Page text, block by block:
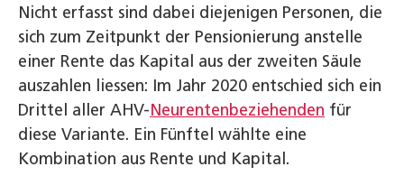
Nicht erfasst sind dabei diejenigen Personen, die
sich zum Zeitpunkt der Pensionierung anstelle
einer Rente das Kapital aus der zweiten Säule
auszahlen liessen: Im Jahr 2020 entschied sich ein
Drittel aller AHV-Neurentenbeziehenden für
diese Variante. Ein Fünftel wählte eine
Kombination aus Rente und Kapital.